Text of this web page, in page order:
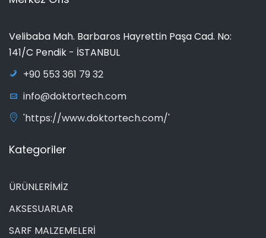
Velibaba Mah. Barbaros Hayrettin Paşa Cad. No:
141/C Pendik - İSTANBUL
+90 553 361 79 32
info@doktortech.com
'https://www.doktortech.com/'
Kategoriler
ÜRÜNLERİMİZ
AKSESUARLAR
SARF MALZEMELERİ